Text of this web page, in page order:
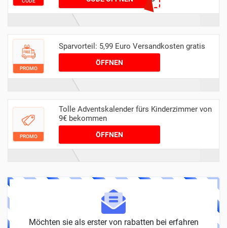
PROMO
Sparvorteil: 5,99 Euro Versandkosten gratis
ÖFFNEN
PROMO
Tolle Adventskalender fürs Kinderzimmer von
9€ bekommen
ÖFFNEN
Möchten sie als erster von rabatten bei erfahren